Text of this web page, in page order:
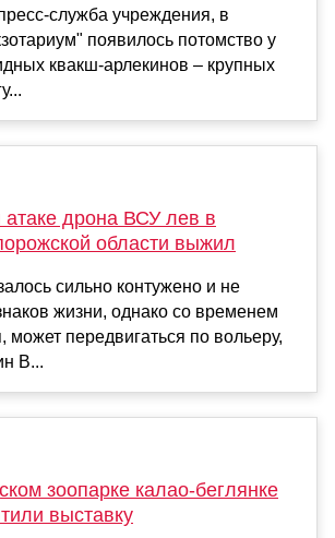
служба учреждения, в
появилось потомство у
квакш-арлекинов – крупных
дрона ВСУ лев в
области выжил
сильно контужено и не
жизни, однако со временем
может передвигаться по вольеру,
В...
зоопарке калао-беглянке
выставку